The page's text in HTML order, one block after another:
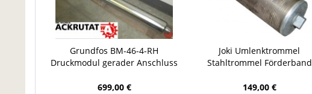
Grundfos BM-46-4-RH
Druckmodul gerader Anschluss
Wasserversorgung
699,00 €
Joki Umlenktrommel
Stahltrommel Förderband
112 mm
149,00 €